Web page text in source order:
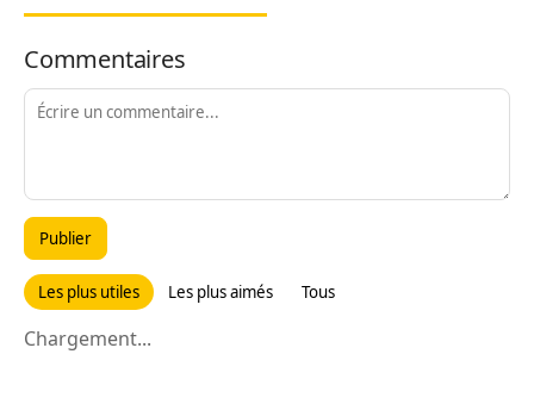
Commentaires
Publier
Les plus utiles Les plus aimés Tous
Chargement...